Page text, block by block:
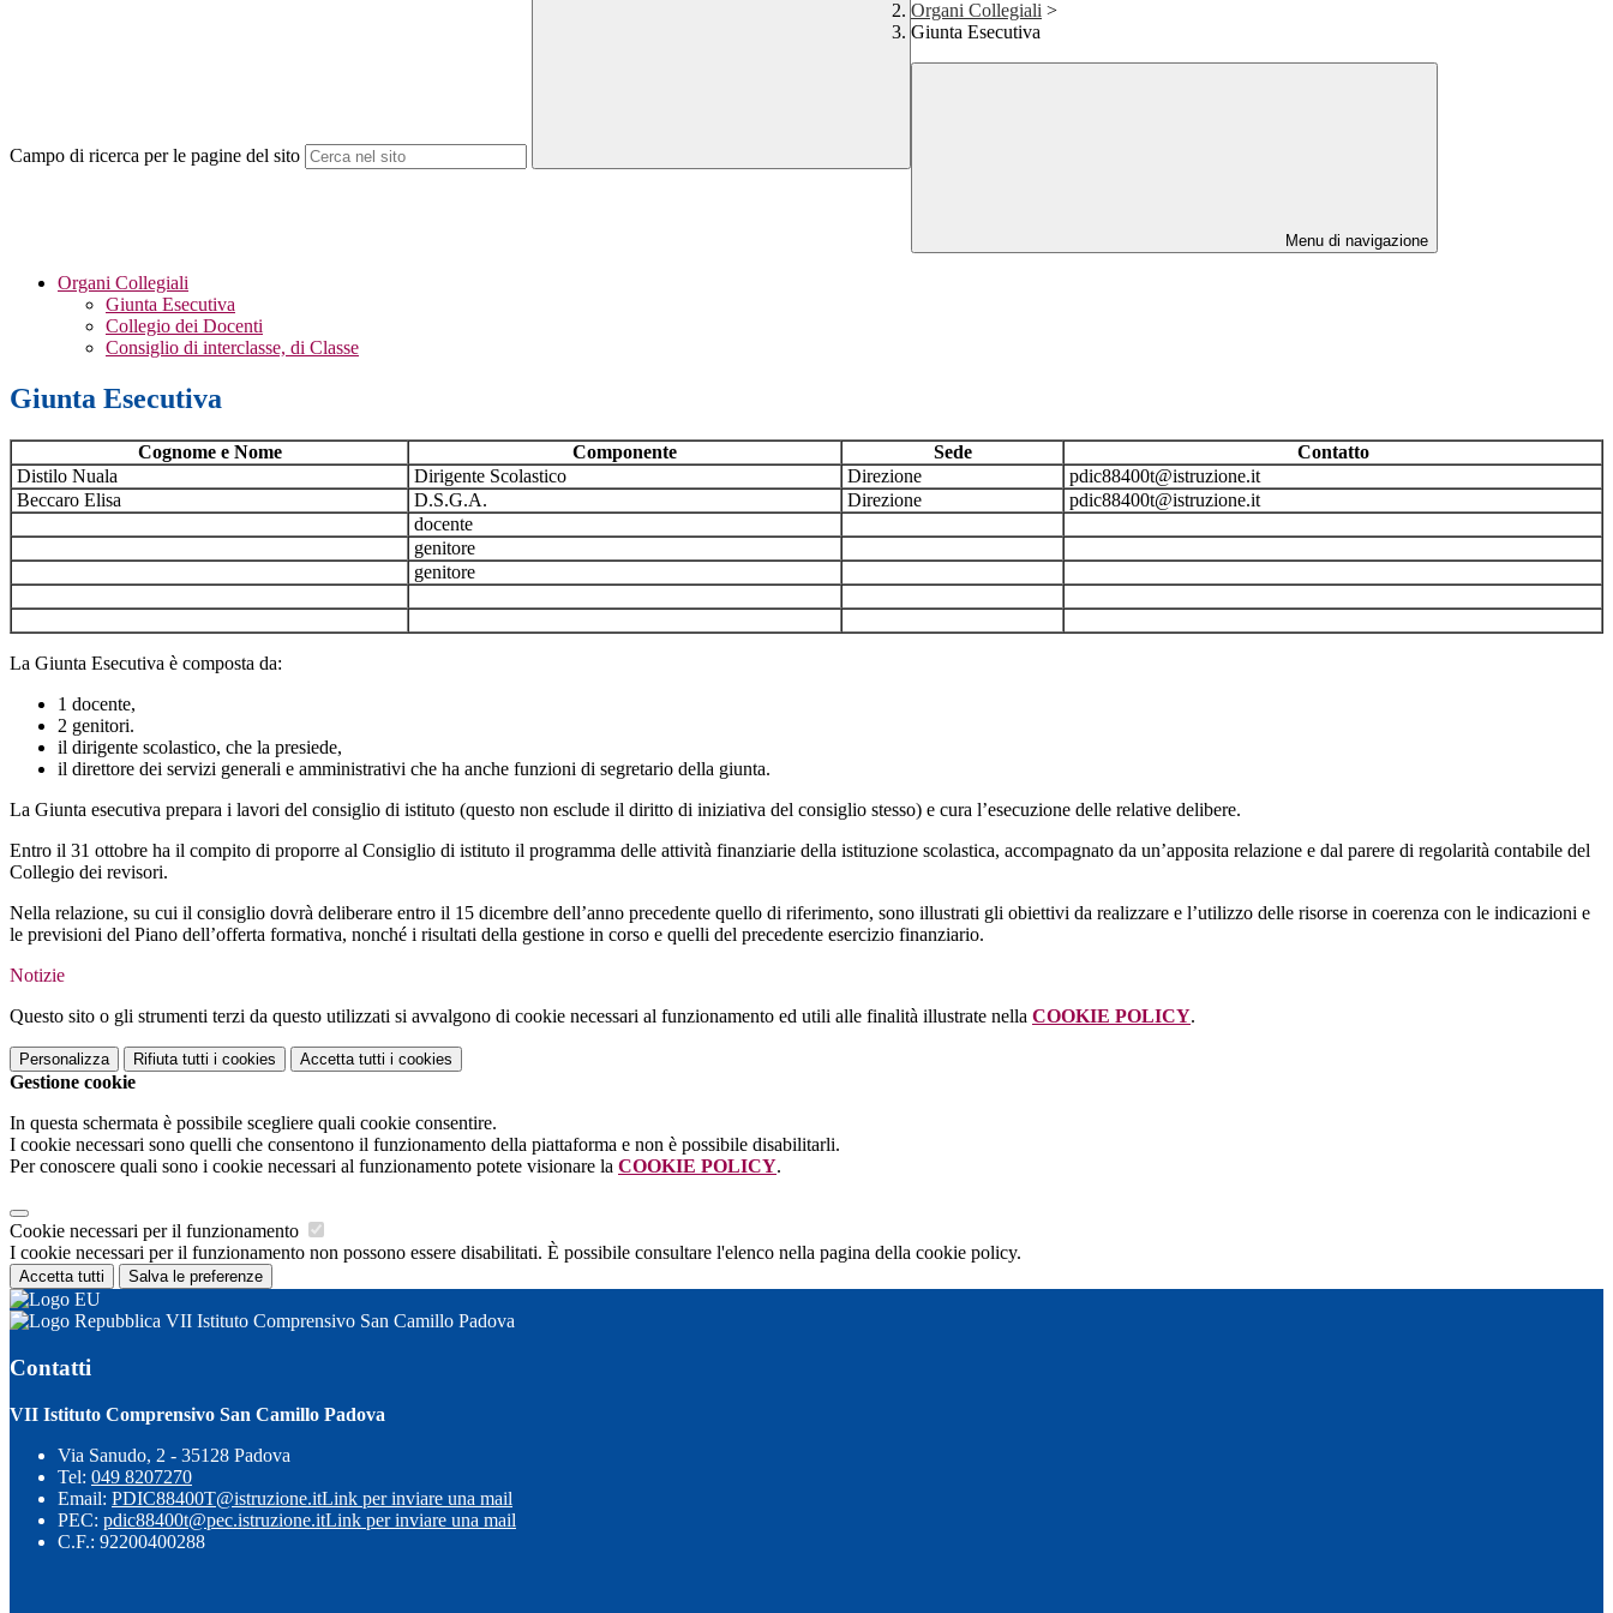
Campo di ricerca per le pagine del sito
Organi Collegiali >
Giunta Esecutiva
Menu di navigazione
Organi Collegiali
Giunta Esecutiva
Collegio dei Docenti
Consiglio di interclasse, di Classe
Giunta Esecutiva
Cognome e Nome Componente Sede
Contatto
Distilo Nuala
Dirigente Scolastico Direzione
pdic88400t@istruzione.it
Beccaro Elisa
D.S.G.A. Direzione
pdic88400t@istruzione.it
docente
genitore
genitore
La Giunta Esecutiva è composta da:
1 docente,
2 genitori.
il dirigente scolastico, che la presiede,
il direttore dei servizi generali e amministrativi che ha anche funzioni di segretario della giunta.
La Giunta esecutiva prepara i lavori del consiglio di istituto (questo non esclude il diritto di iniziativa del consiglio stesso) e cura l’esecuzione delle relative delibere.
Entro il 31 ottobre ha il compito di proporre al Consiglio di istituto il programma delle attività finanziarie della istituzione scolastica, accompagnato da un’apposita relazione e dal parere di regolarità contabile del
Collegio dei revisori.
Nella relazione, su cui il consiglio dovrà deliberare entro il 15 dicembre dell’anno precedente quello di riferimento, sono illustrati gli obiettivi da realizzare e l’utilizzo delle risorse in coerenza con le indicazioni e
le previsioni del Piano dell’offerta formativa, nonché i risultati della gestione in corso e quelli del precedente esercizio finanziario.
Notizie
Questo sito o gli strumenti terzi da questo utilizzati si avvalgono di cookie necessari al funzionamento ed utili alle finalità illustrate nella COOKIE POLICY.
Personalizza Rifiuta tutti i cookies Accetta tutti i cookies
Gestione cookie
In questa schermata è possibile scegliere quali cookie consentire.
I cookie necessari sono quelli che consentono il funzionamento della piattaforma e non è possibile disabilitarli.
Per conoscere quali sono i cookie necessari al funzionamento potete visionare la COOKIE POLICY.
Cookie necessari per il funzionamento
I cookie necessari per il funzionamento non possono essere disabilitati. È possibile consultare l'elenco nella pagina della cookie policy.
Accetta tutti Salva le preferenze
VII Istituto Comprensivo San Camillo Padova
Contatti
VII Istituto Comprensivo San Camillo Padova
Via Sanudo, 2 - 35128 Padova
Tel: 049 8207270
Email: PDIC88400T@istruzione.itLink per inviare una mail
PEC: pdic88400t@pec.istruzione.itLink per inviare una mail
C.F.: 92200400288